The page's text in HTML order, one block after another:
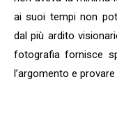
ai suoi tempi non
dal più ardito
fotografia fornisce
l’argomento e